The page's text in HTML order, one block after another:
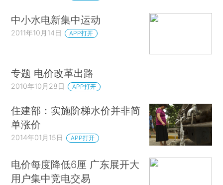
中小水电新集中运动
2011年10月14日 APP打开
专题 电价改革出路
2010年10月28日 APP打开
住建部：实施阶梯水价并非简
单涨价
2014年01月15日 APP打开
电价每度降低6厘 广东展开大
用户集中竞电交易